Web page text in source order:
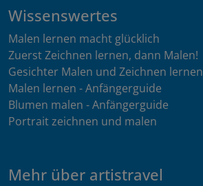
Wissenswertes
Malen lernen macht glücklich
Zuerst Zeichnen lernen, dann Malen!
Gesichter Malen und Zeichnen lernen
Malen lernen - Anfängerguide
Blumen malen - Anfängerguide
Portrait zeichnen und malen
Mehr über artistravel